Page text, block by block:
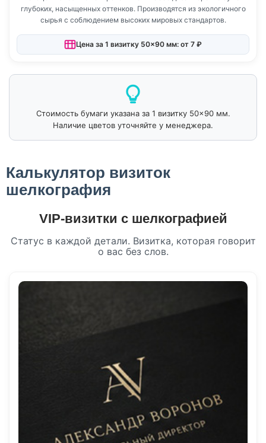
глубоких, насыщенных оттенков. Производятся из экологичного
сырья с соблюдением высоких мировых стандартов.
Цена за 1 визитку 50×90 мм: от 7 ₽
Стоимость бумаги указана за 1 визитку 50×90 мм.
Наличие цветов уточняйте у менеджера.
Калькулятор визиток
шелкография
VIP-визитки с шелкографией
Статус в каждой детали. Визитка, которая говорит
о вас без слов.